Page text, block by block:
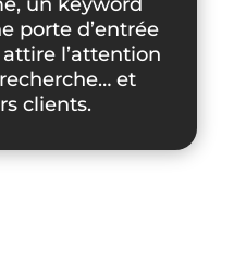
porte d’entrée
l’attention
et
clients.